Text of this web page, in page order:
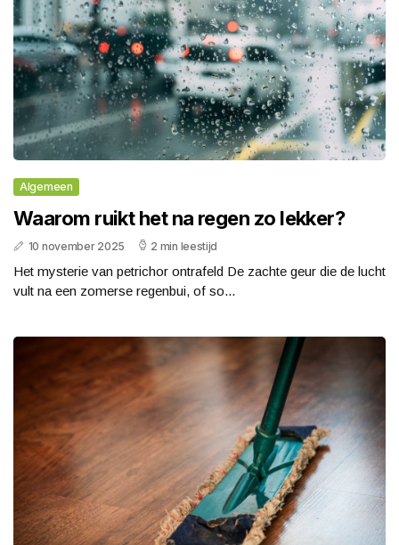
Algemeen
Waarom ruikt het na regen zo lekker?
10 november 2025 2 min leestijd
Het mysterie van petrichor ontrafeld De zachte geur die de lucht
vult na een zomerse regenbui, of so...